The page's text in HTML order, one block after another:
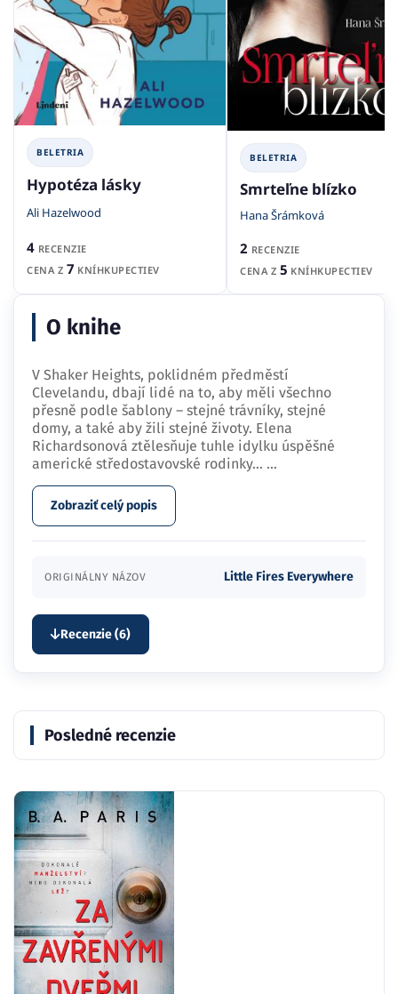
BELETRIA
Hypotéza lásky
Ali Hazelwood
4 RECENZIE
CENA Z 7 KNÍHKUPECTIEV
BELETRIA
Smrteľne blízko
Hana Šrámková
2 RECENZIE
CENA Z 5 KNÍHKUPECTIEV
O knihe
V Shaker Heights, poklidném předměstí
Clevelandu, dbají lidé na to, aby měli všechno
přesně podle šablony – stejné trávníky, stejné
domy, a také aby žili stejné životy. Elena
Richardsonová ztělesňuje tuhle idylku úspěšné
americké středostavovské rodinky… ...
Zobraziť celý popis
ORIGINÁLNY NÁZOV Little Fires Everywhere
Recenzie (6)
Posledné recenzie